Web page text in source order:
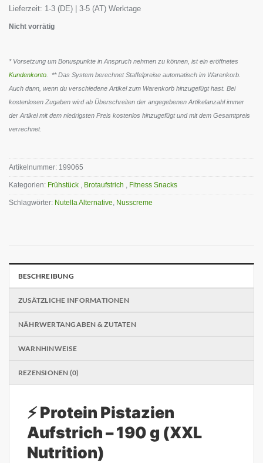
Lieferzeit: 1-3 (DE) | 3-5 (AT) Werktage
Nicht vorrätig
* Vorsetzung um Bonuspunkte in Anspruch nehmen zu können, ist ein eröffnetes
Kundenkonto . ** Das System berechnet Staffelpreise automatisch im Warenkorb.
Auch dann, wenn du verschiedene Artikel zum Warenkorb hinzugefügt hast. Bei
kostenlosen Zugaben wird ab Überschreiten der angegebenen Artikelanzahl immer
der Artikel mit dem niedrigsten Preis kostenlos hinzugefügt und mit dem Gesamtpreis
verrechnet.
Artikelnummer: 199065
Kategorien: Frühstück , Brotaufstrich , Fitness Snacks
Schlagwörter: Nutella Alternative, Nusscreme
BESCHREIBUNG
ZUSÄTZLICHE INFORMATIONEN
NÄHRWERTANGABEN & ZUTATEN
WARNHINWEISE
REZENSIONEN (0)
⚡ Protein Pistazien
Aufstrich – 190 g (XXL
Nutrition)